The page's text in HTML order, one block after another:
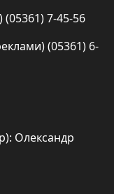
7-45-56
(05361) 6-
Олександр